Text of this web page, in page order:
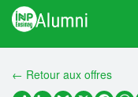
← Retour aux offres